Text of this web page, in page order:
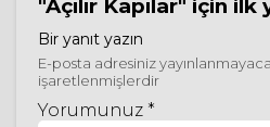
"Açılır Kapılar" için ilk
Bir yanıt yazın
E-posta adresiniz
işaretlenmişlerdir
Yorumunuz *